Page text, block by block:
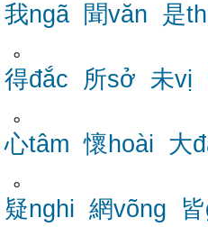
我ngã 聞văn 是
。
得đắc
所sở 未vị
。
心tâm 懷hoài 大
。
疑nghi 網võng